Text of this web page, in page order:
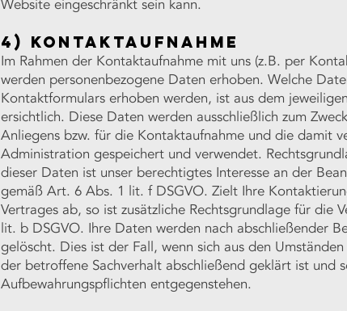
Website eingeschränkt sein kann.
4) Kontaktaufnahme
Im Rahmen der Kontaktaufnahme mit uns (z.B. per
werden personenbezogene Daten erhoben. Welche
Kontaktformulars erhoben werden, ist aus dem
ersichtlich. Diese Daten werden ausschließlich zum
Anliegens bzw. für die Kontaktaufnahme und die damit
Administration gespeichert und verwendet.
dieser Daten ist unser berechtigtes Interesse an der
gemäß Art. 6 Abs. 1 lit. f DSGVO. Zielt Ihre
Vertrages ab, so ist zusätzliche Rechtsgrundlage für die
lit. b DSGVO. Ihre Daten werden nach abschließender
gelöscht. Dies ist der Fall, wenn sich aus den
der betroffene Sachverhalt abschließend geklärt ist und
Aufbewahrungspflichten entgegenstehen.